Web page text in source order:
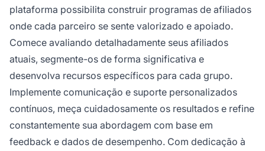
plataforma possibilita construir programas de afiliados
onde cada parceiro se sente valorizado e apoiado.
Comece avaliando detalhadamente seus afiliados
atuais, segmente-os de forma significativa e
desenvolva recursos específicos para cada grupo.
Implemente comunicação e suporte personalizados
contínuos, meça cuidadosamente os resultados e refine
constantemente sua abordagem com base em
feedback e dados de desempenho. Com dedicação à